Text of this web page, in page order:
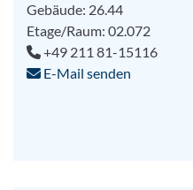
Gebäude: 26.44
Etage/Raum: 02.072
+49 211 81-15116
E-Mail senden